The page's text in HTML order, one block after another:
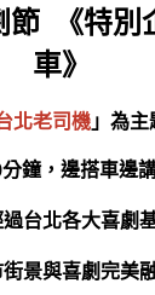
節 《特別
車》
北老司機 」為
分鐘，邊搭車邊
台北各大喜劇
景與喜劇完美